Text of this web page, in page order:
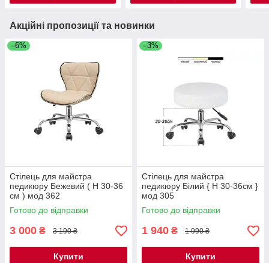
Акційні пропозиції та новинки
–6%
Стілець для майстра
педикюру Бежевий ( H 30-36
см ) мод 362
Готово до відправки
3 000 ₴ 3 190 ₴
Купити
–3%
Стілець для майстра
педикюру Білий { H 30-36см }
мод 305
Готово до відправки
1 940 ₴ 1 990 ₴
Купити